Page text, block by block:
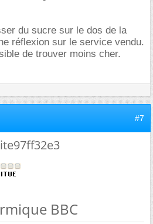
du sucre sur le dos de la
réflexion sur le service vendu.
de trouver moins cher.
#7
BBC